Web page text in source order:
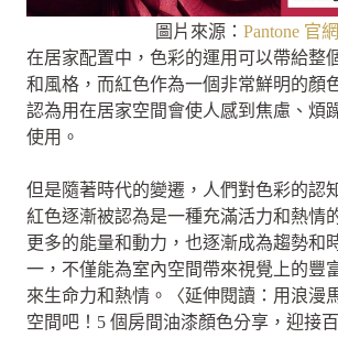
圖片來源： Pantone 官網
在居家配置中，色彩的運用可以帶給整
和風格，而紅色作為一個非常鮮明的顏
認為用在居家空間會使人感到焦慮、煩
使用。
但是隨著時代的變遷，人們對色彩的認
紅色逐漸被認為是一種充滿活力和熱情
更多的能量和動力，也逐漸成為趨勢和
一，不僅能為室內空間帶來視覺上的豐
來生命力和熱情。〈延伸閱讀：用浪漫
空間吧！5 個房間油漆顏色分享，迎接